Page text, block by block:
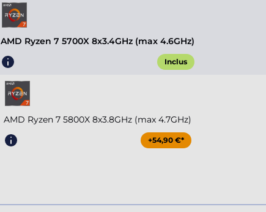
AMD Ryzen 7 5700X 8x3.4GHz (max 4.6GHz)
Inclus
AMD Ryzen 7 5800X 8x3.8GHz (max 4.7GHz)
+54,90 €*